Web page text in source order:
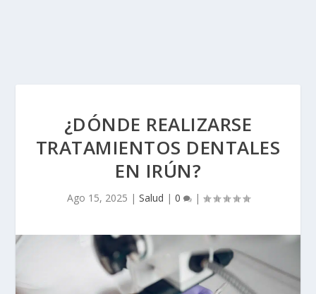
¿DÓNDE REALIZARSE
TRATAMIENTOS DENTALES
EN IRÚN?
Ago 15, 2025 | Salud | 0 |